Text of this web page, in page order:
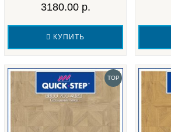
3180.00 р.
КУПИТЬ
TOP